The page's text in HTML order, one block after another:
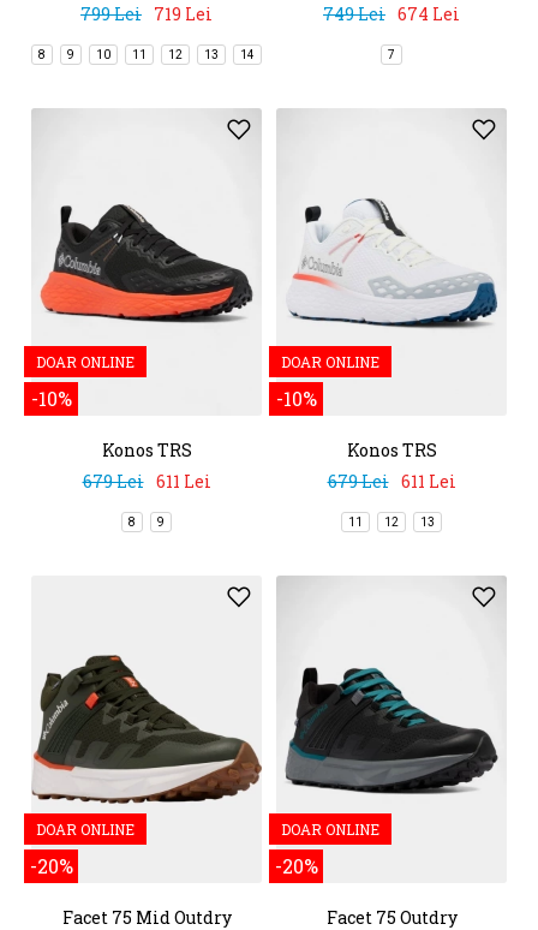
799 Lei 719 Lei
8 9 10 11 12 13 14
749 Lei 674 Lei
7
DOAR ONLINE
-10%
Konos TRS
679 Lei 611 Lei
8 9
DOAR ONLINE
-10%
Konos TRS
679 Lei 611 Lei
11 12 13
DOAR ONLINE
-20%
Facet 75 Mid Outdry
DOAR ONLINE
-20%
Facet 75 Outdry